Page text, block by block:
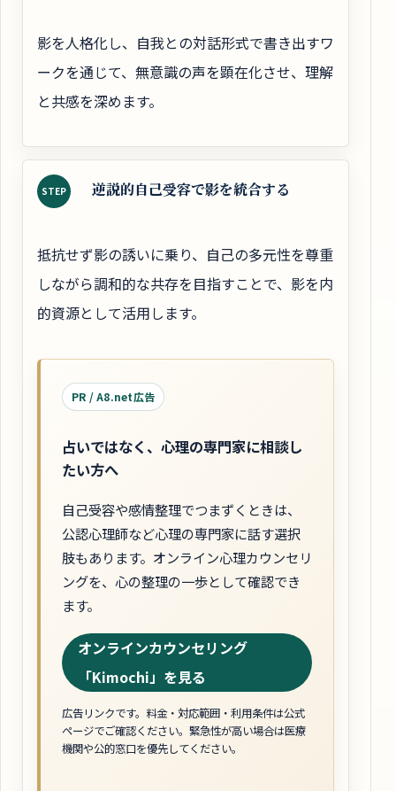
影を人格化し、自我との対話形式で書き出すワ
ークを通じて、無意識の声を顕在化させ、理解
と共感を深めます。
STEP 逆説的自己受容で影を統合する
抵抗せず影の誘いに乗り、自己の多元性を尊重
しながら調和的な共存を目指すことで、影を内
的資源として活用します。
PR / A8.net広告
占いではなく、心理の専門家に相談し
たい方へ
自己受容や感情整理でつまずくときは、
公認心理師など心理の専門家に話す選択
肢もあります。オンライン心理カウンセリ
ングを、心の整理の一歩として確認でき
ます。
オンラインカウンセリング
「Kimochi」を見る
広告リンクです。料金・対応範囲・利用条件は公式
ページでご確認ください。緊急性が高い場合は医療
機関や公的窓口を優先してください。